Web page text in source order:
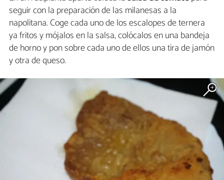
seguir con la preparación de las milanesas a la
napolitana. Coge cada uno de los escalopes de ternera
ya fritos y mójalos en la salsa, colócalos en una bandeja
de horno y pon sobre cada uno de ellos una tira de jamón
y otra de queso.